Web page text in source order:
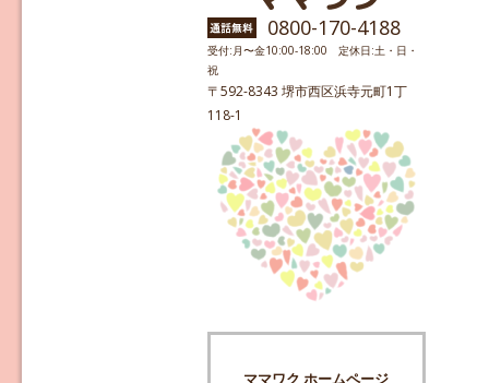
0800-170-4188
受付:月〜金10:00-18:00 定休日:土・日・
祝
〒592-8343 堺市西区浜寺元町1丁
118-1
ママワク ホームページ